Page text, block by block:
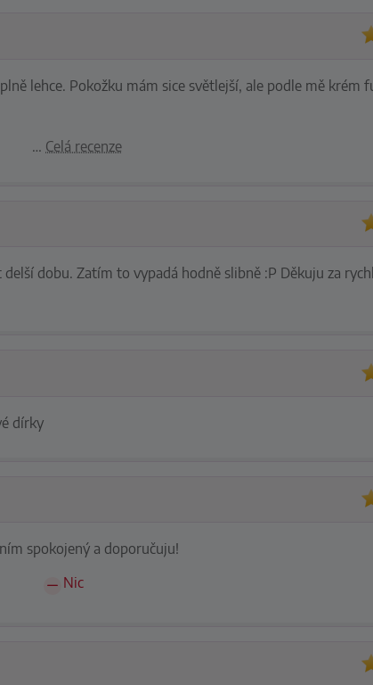
lehce. Pokožku mám sice světlejší, ale podle mě krém
… Celá recenze
dobu. Zatím to vypadá hodně slibně :P Děkuju za
dírky
spokojený a doporučuju!
Nic